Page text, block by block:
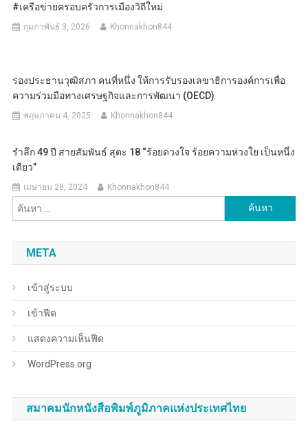
#เครือข่ายครอบครัวการเมืองวิถีใหม่
กุมภาพันธ์ 3, 2026 Khonnakhon844
รองประธานวุฒิสภา คนที่หนึ่ง ให้การรับรองเลขาธิการองค์การเพื่อ
ความร่วมมือทางเศรษฐกิจและการพัฒนา (OECD)
พฤษภาคม 4, 2025 Khonnakhon844
รำลึก 49 ปี สายสัมพันธ์ สุตะ 18 “ร้อยดวงใจ ร้อยความห่วงใย เป็นหนึ่ง
เดียว”
เมษายน 28, 2024 Khonnakhon844
สำหรับ:
META
เข้าสู่ระบบ
เข้าฟีด
แสดงความเห็นฟีด
WordPress.org
สมาคมนักหนังสือพิมพ์ภูมิภาคแห่งประเทศไทย